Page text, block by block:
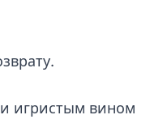
игристым вином